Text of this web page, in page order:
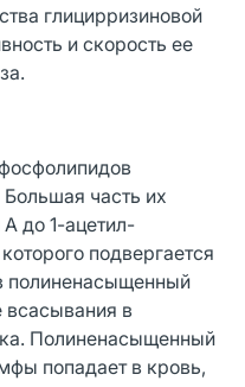
глицирризиновой
и скорость ее
часть их
до 1-ацетил-
подвергается
полиненасыщенный
всасывания в
Полиненасыщенный
попадает в кровь,